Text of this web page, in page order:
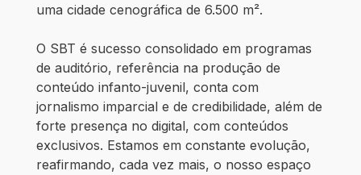
uma cidade cenográfica de 6.500 m².
O SBT é sucesso consolidado em programas
de auditório, referência na produção de
conteúdo infanto-juvenil, conta com
jornalismo imparcial e de credibilidade, além de
forte presença no digital, com conteúdos
exclusivos. Estamos em constante evolução,
reafirmando, cada vez mais, o nosso espaço